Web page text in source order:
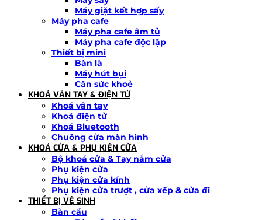
Máy giặt kết hợp sấy
Máy pha cafe
Máy pha cafe âm tủ
Máy pha cafe độc lập
Thiết bị mini
Bàn là
Máy hút bụi
Cân sức khoẻ
KHOÁ VÂN TAY & ĐIỆN TỬ
Khoá vân tay
Khoá điện tử
Khoá Bluetooth
Chuông cửa màn hình
KHOÁ CỬA & PHỤ KIỆN CỬA
Bộ khoá cửa & Tay nắm cửa
Phụ kiện cửa
Phụ kiện cửa kính
Phụ kiện cửa trượt , cửa xếp & cửa đi
THIẾT BỊ VỆ SINH
Bàn cầu